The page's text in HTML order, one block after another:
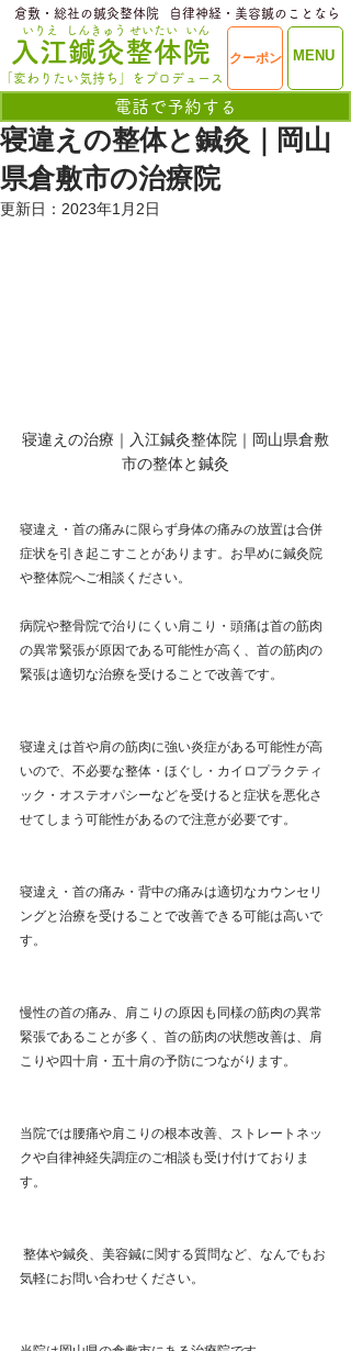
ME
​入江鍼灸整体院
いりえ
MENU
クーポン
電話で予約する
せいたい
しんきゅう いん
「変わりたい気持ち」をプロデュース
​倉敷・総社の鍼灸整体院 ​自律神経・美容鍼のことなら
寝違えの整体と鍼灸｜岡山
県倉敷市の治療院
更新日： 2023年1月2日
寝違えの治療｜入江鍼灸整体院｜岡山県倉敷
市の整体と鍼灸
寝違え・首の痛みに限らず身体の痛みの放置は合併
症状を引き起こすことがあります。お早めに鍼灸院
や整体院へご相談ください。
病院や整骨院で治りにくい肩こり・頭痛は首の筋肉
の異常緊張が原因である可能性が高く、首の筋肉の
緊張は適切な治療を受けることで改善です。
寝違えは首や肩の筋肉に強い炎症がある可能性が高
いので、不必要な整体・ほぐし・カイロプラクティ
ック・オステオパシーなどを受けると症状を悪化さ
せてしまう可能性があるので注意が必要です。
寝違え・首の痛み・背中の痛みは適切なカウンセリ
ングと治療を受けることで改善できる可能は高いで
す。
慢性の首の痛み、肩こりの原因も同様の筋肉の異常
緊張であることが多く、首の筋肉の状態改善は、肩
こりや四十肩・五十肩の予防につながります。
当院では腰痛や肩こりの根本改善、ストレートネッ
クや自律神経失調症のご相談も受け付けておりま
す。
気軽にお問い合わせください。